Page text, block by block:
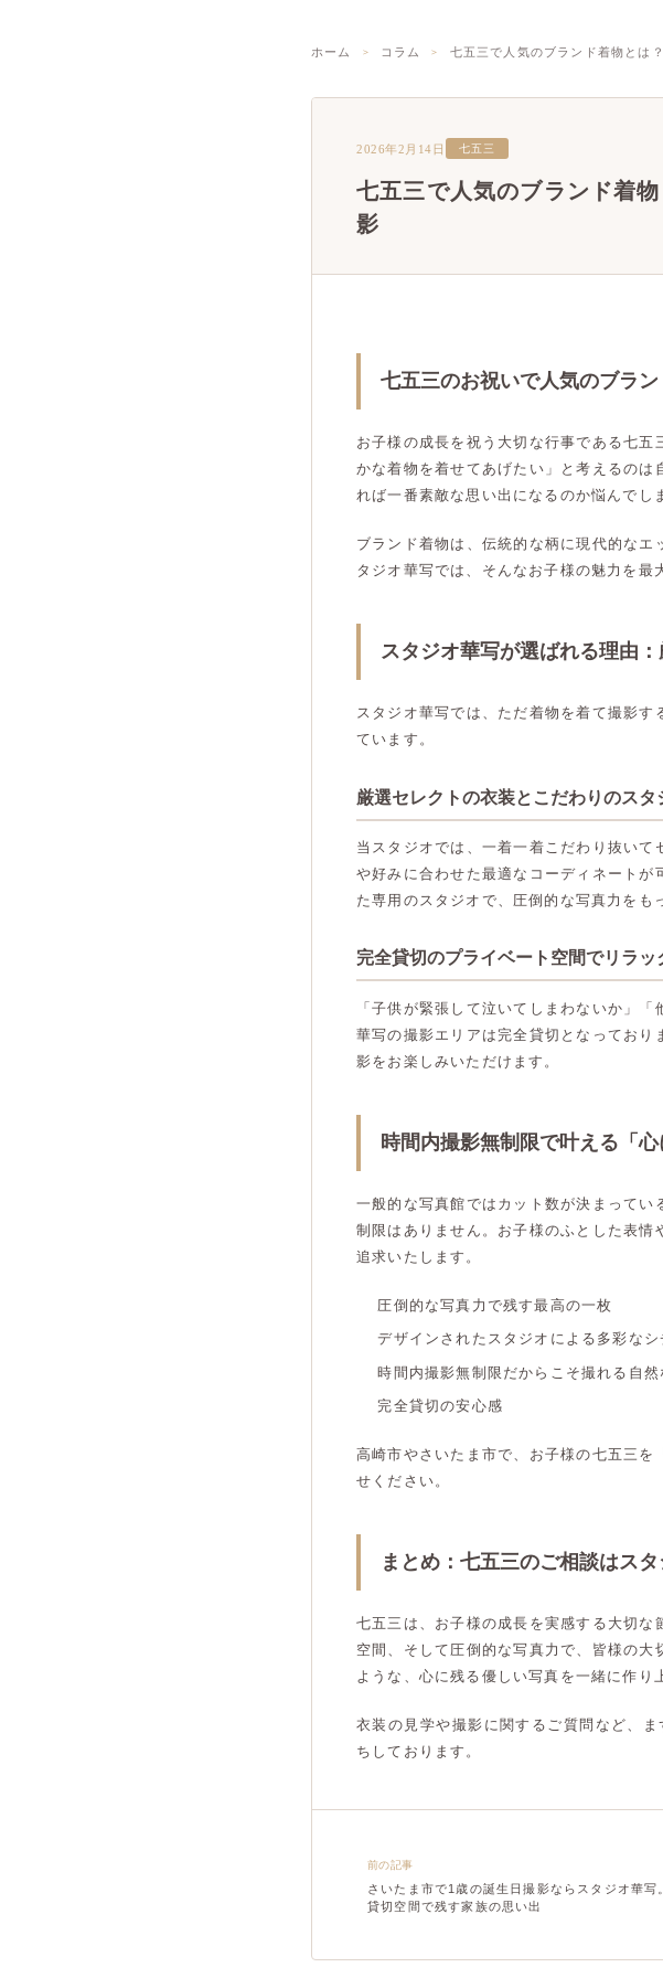
ホーム コラム 七五三で人気のブランド着物とは
2026年2月14日 七五三
七五三で人気のブランド着
影
七五三のお祝いで人気のブラ
お子様の成長を祝う大切な行事である七
かな着物を着せてあげたい」と考えるの
れば一番素敵な思い出になるのか悩んでし
ブランド着物は、伝統的な柄に現代的な
タジオ華写では、そんなお子様の魅力を最
スタジオ華写が選ばれる理由
スタジオ華写では、ただ着物を着て撮影
ています。
厳選セレクトの衣装とこだわりのスタ
当スタジオでは、一着一着こだわり抜い
や好みに合わせた最適なコーディネート
た専用のスタジオで、圧倒的な写真力をも
完全貸切のプライベート空間でリラッ
「子供が緊張して泣いてしまわないか」
華写の撮影エリアは完全貸切となってお
影をお楽しみいただけます。
時間内撮影無制限で叶える「心
一般的な写真館ではカット数が決まって
制限はありません。お子様のふとした表
追求いたします。
圧倒的な写真力で残す最高の一枚
デザインされたスタジオによる多彩なシ
時間内撮影無制限だからこそ撮れる自然
完全貸切の安心感
高崎市やさいたま市で、お子様の七五三
せください。
まとめ：七五三のご相談はス
七五三は、お子様の成長を実感する大切
空間、そして圧倒的な写真力で、皆様の
ような、心に残る優しい写真を一緒に作り
衣装の見学や撮影に関するご質問など、
ちしております。
前の記事
さいたま市で1歳の誕生日撮影ならスタジオ華写
貸切空間で残す家族の思い出